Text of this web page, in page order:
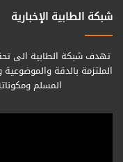
شبكة الطابية الإخبارية
تهدف شبكة الطابية الى
الملتزمة بالدقة
المسلم